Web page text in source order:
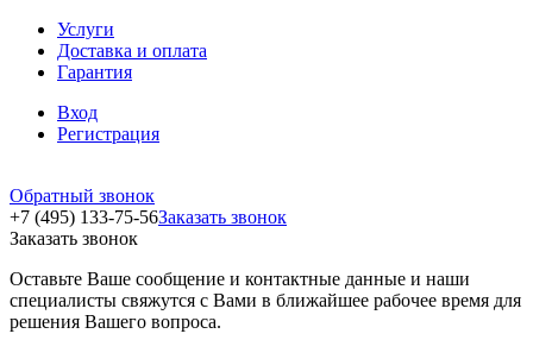
Услуги
Доставка и оплата
Гарантия
Вход
Регистрация
Обратный звонок
+7 (495) 133-75-56Заказать звонок
Заказать звонок
Оставьте Ваше сообщение и контактные данные и наши
специалисты свяжутся с Вами в ближайшее рабочее время для
решения Вашего вопроса.